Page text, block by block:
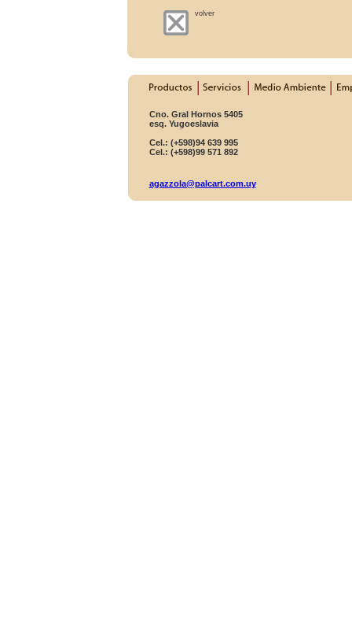
volver
Cno. Gral Hornos 5405
esq. Yugoeslavia
Cel.: (+598)94 639 995
Cel.: (+598)99 571 892
agazzola@palcart.com.uy